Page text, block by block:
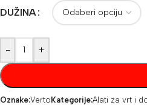
DUŽINA
- +
Oznake:VertoKategorije:Alati za vrt i